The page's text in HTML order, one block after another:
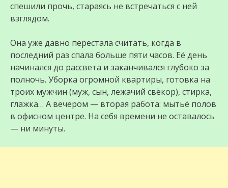
спешили прочь, стараясь не встречаться с ней
взглядом.
Она уже давно перестала считать, когда в
последний раз спала больше пяти часов. Её день
начинался до рассвета и заканчивался глубоко за
полночь. Уборка огромной квартиры, готовка на
троих мужчин (муж, сын, лежачий свёкор), стирка,
глажка… А вечером — вторая работа: мытьё полов
в офисном центре. На себя времени не оставалось
— ни минуты.